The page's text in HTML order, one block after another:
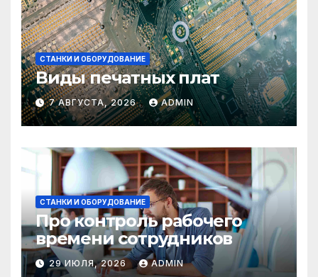
СТАНКИ И ОБОРУДОВАНИЕ
Виды печатных плат
7 АВГУСТА, 2026 ADMIN
СТАНКИ И ОБОРУДОВАНИЕ
Про контроль рабочего
времени сотрудников
29 ИЮЛЯ, 2026 ADMIN